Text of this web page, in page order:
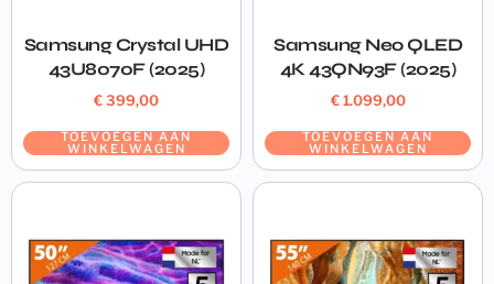
Samsung Crystal UHD
43U8070F (2025)
€399,00
TOEVOEGEN AAN
WINKELWAGEN
Samsung Neo QLED
4K 43QN93F (2025)
€1.099,00
TOEVOEGEN AAN
WINKELWAGEN